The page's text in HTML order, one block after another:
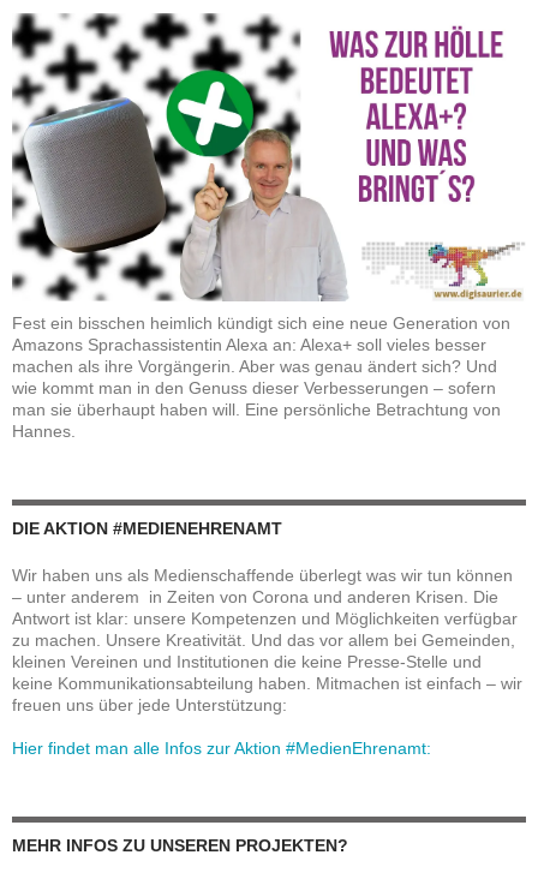
Fest ein bisschen heimlich kündigt sich eine neue Generation von
Amazons Sprachassistentin Alexa an: Alexa+ soll vieles besser
machen als ihre Vorgängerin. Aber was genau ändert sich? Und
wie kommt man in den Genuss dieser Verbesserungen – sofern
man sie überhaupt haben will. Eine persönliche Betrachtung von
Hannes.
DIE AKTION #MEDIENEHRENAMT
Wir haben uns als Medienschaffende überlegt was wir tun können
– unter anderem in Zeiten von Corona und anderen Krisen. Die
Antwort ist klar: unsere Kompetenzen und Möglichkeiten verfügbar
zu machen. Unsere Kreativität. Und das vor allem bei Gemeinden,
kleinen Vereinen und Institutionen die keine Presse-Stelle und
keine Kommunikationsabteilung haben. Mitmachen ist einfach – wir
freuen uns über jede Unterstützung:
Hier findet man alle Infos zur Aktion #MedienEhrenamt:
MEHR INFOS ZU UNSEREN PROJEKTEN?